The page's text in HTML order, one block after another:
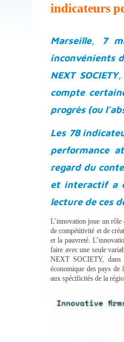
indicateurs
Marseille, 7
inconvénients
NEXT
compte
progrès (ou
Les 78
performance
regard du
et interactif a
lecture de ces
L’innovation joue un rôle
de compétitivité et de
et la pauvreté.
faire avec une seule
NEXT SOCIETY, dans
économique des pays
aux spécificités de la